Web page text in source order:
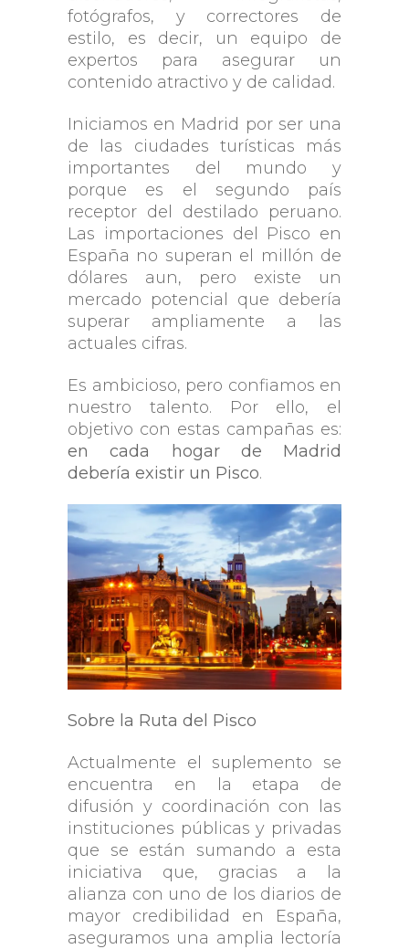
fotógrafos, y correctores de
estilo, es decir, un equipo de
expertos para asegurar un
contenido atractivo y de calidad.
Iniciamos en Madrid por ser una
de las ciudades turísticas más
importantes del mundo y
porque es el segundo país
receptor del destilado peruano.
Las importaciones del Pisco en
España no superan el millón de
dólares aun, pero existe un
mercado potencial que debería
superar ampliamente a las
actuales cifras.
Es ambicioso, pero confiamos en
nuestro talento. Por ello, el
objetivo con estas campañas es:
en cada hogar de Madrid
debería existir un Pisco.
Sobre la Ruta del Pisco
Actualmente el suplemento se
encuentra en la etapa de
difusión y coordinación con las
instituciones públicas y privadas
que se están sumando a esta
iniciativa que, gracias a la
alianza con uno de los diarios de
mayor credibilidad en España,
aseguramos una amplia lectoría